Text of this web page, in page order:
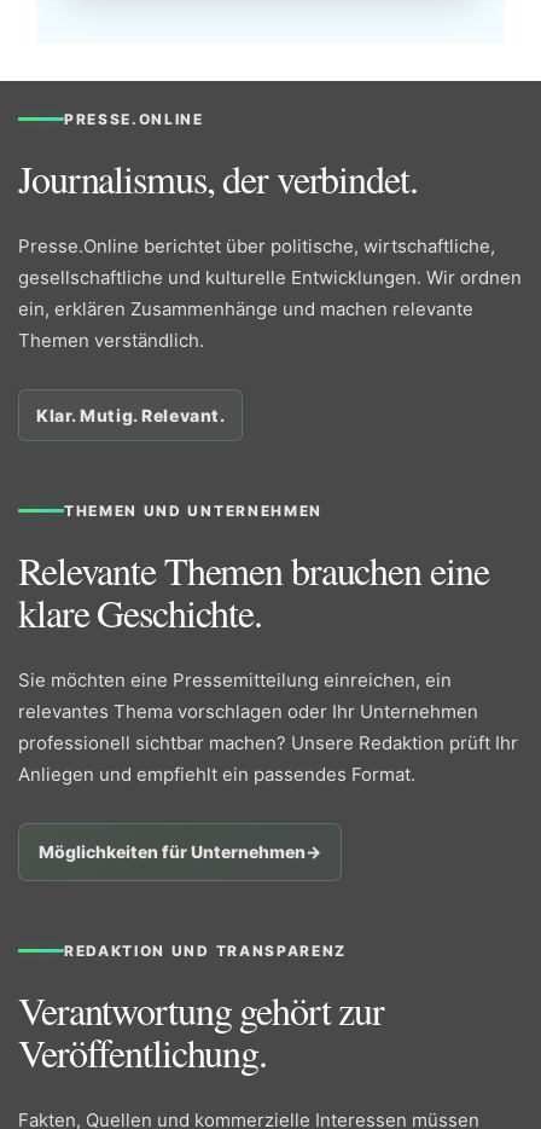
PRESSE.ONLINE
Journalismus, der verbindet.
Presse.Online berichtet über politische, wirtschaftliche,
gesellschaftliche und kulturelle Entwicklungen. Wir ordnen
ein, erklären Zusammenhänge und machen relevante
Themen verständlich.
Klar. Mutig. Relevant.
THEMEN UND UNTERNEHMEN
Relevante Themen brauchen eine
klare Geschichte.
Sie möchten eine Pressemitteilung einreichen, ein
relevantes Thema vorschlagen oder Ihr Unternehmen
professionell sichtbar machen? Unsere Redaktion prüft Ihr
Anliegen und empfiehlt ein passendes Format.
Möglichkeiten für Unternehmen→
REDAKTION UND TRANSPARENZ
Verantwortung gehört zur
Veröffentlichung.
Fakten, Quellen und kommerzielle Interessen müssen